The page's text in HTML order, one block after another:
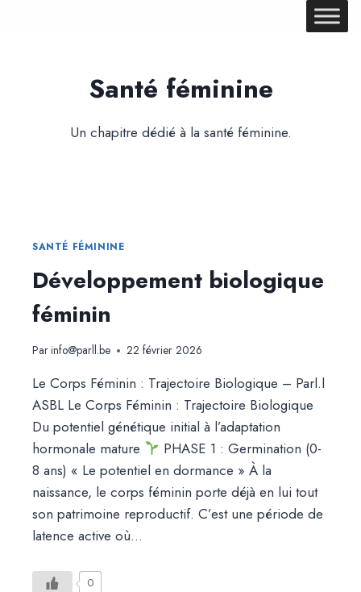
Santé féminine
Un chapitre dédié à la santé féminine.
SANTÉ FÉMININE
Développement biologique
féminin
Parinfo@parll.be 22 février 2026
Le Corps Féminin : Trajectoire Biologique – Parl.l
ASBL Le Corps Féminin : Trajectoire Biologique
Du potentiel génétique initial à l’adaptation
hormonale mature
PHASE 1 : Germination (0-
8 ans) « Le potentiel en dormance » À la
naissance, le corps féminin porte déjà en lui tout
son patrimoine reproductif. C’est une période de
latence active où…
0